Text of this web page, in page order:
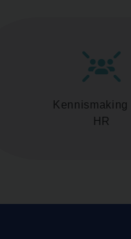
Kennismaking
HR